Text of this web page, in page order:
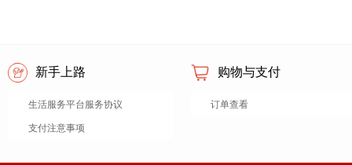
新手上路
生活服务平台服务协议
支付注意事项
购物与支付
订单查看